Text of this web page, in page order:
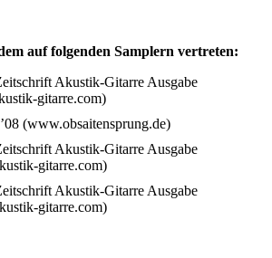
auf folgenden Samplern vertreten:
Akustik-Gitarre Ausgabe
gitarre.com)
(www.obsaitensprung.de)
Akustik-Gitarre Ausgabe
gitarre.com)
Akustik-Gitarre Ausgabe
gitarre.com)